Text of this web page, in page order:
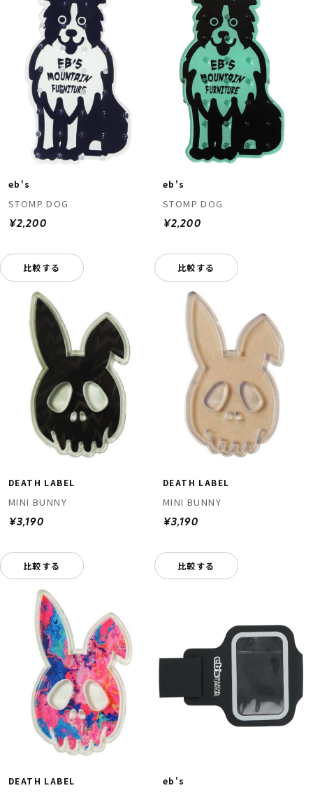
eb's
STOMP DOG
¥2,200
比較する
eb's
STOMP DOG
¥2,200
比較する
DEATH LABEL
MINI BUNNY
¥3,190
比較する
DEATH LABEL
MINI BUNNY
¥3,190
比較する
DEATH LABEL eb's